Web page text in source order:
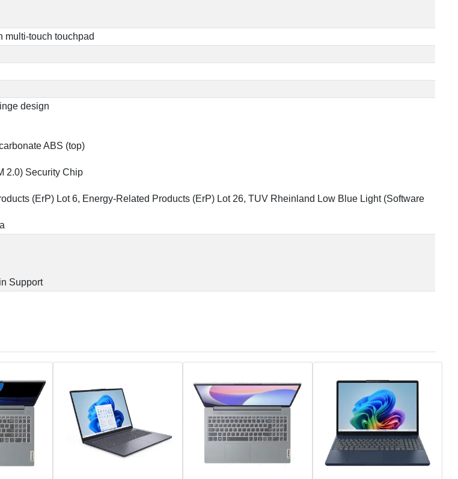
multi-touch touchpad
design
ABS (top)
2.0) Security Chip
(ErP) Lot 6, Energy-Related Products (ErP) Lot 26, TUV Rheinland Low Blue Light (Software
Support